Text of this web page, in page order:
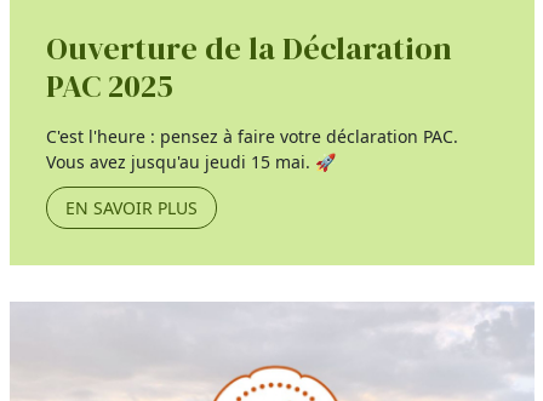
Ouverture de la Déclaration
PAC 2025
C'est l'heure : pensez à faire votre déclaration PAC.
Vous avez jusqu'au jeudi 15 mai. 🚀
EN SAVOIR PLUS